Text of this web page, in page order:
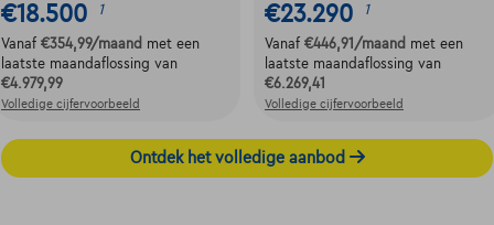
€18.500 1
Vanaf €354,99/maand met een
laatste maandaflossing van
€4.979,99
Volledige cijfervoorbeeld
€23.290 1
Vanaf €446,91 /maand met een
laatste maandaflossing van
€6.269,41
Volledige cijfervoorbeeld
Ontdek het volledige aanbod